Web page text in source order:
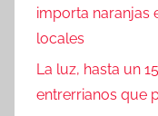
importa naranjas
locales
La luz, hasta un
entrerrianos que